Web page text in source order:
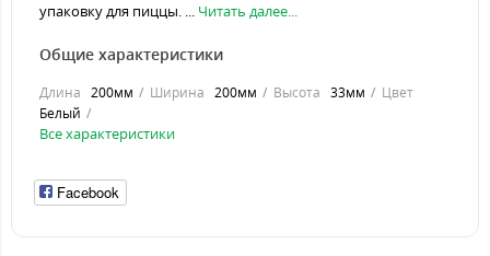
упаковку для пиццы. ... Читать далее...
Общие характеристики
Длина 200мм Ширина 200мм Высота 33мм
Цвет
Белый
Все характеристики
Facebook